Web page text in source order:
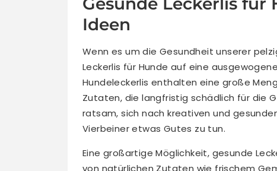
Ideen
Wenn es um die Gesundheit unserer
Leckerlis für Hunde auf eine
Hundeleckerlis enthalten eine große
Zutaten, die langfristig schädlich für die
ratsam, sich nach kreativen und
Vierbeiner etwas Gutes zu tun.
Eine großartige Möglichkeit, gesunde